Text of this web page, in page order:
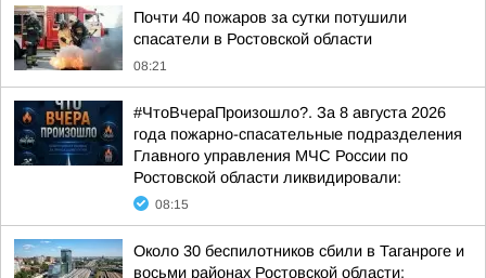
Почти 40 пожаров за сутки потушили
спасатели в Ростовской области
08:21
#ЧтоВчераПроизошло?. За 8 августа 2026
года пожарно-спасательные подразделения
Главного управления МЧС России по
Ростовской области ликвидировали:
08:15
Около 30 беспилотников сбили в Таганроге и
восьми районах Ростовской области: